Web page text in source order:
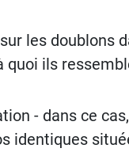
les doublons
quoi ils
- dans ce
identiques